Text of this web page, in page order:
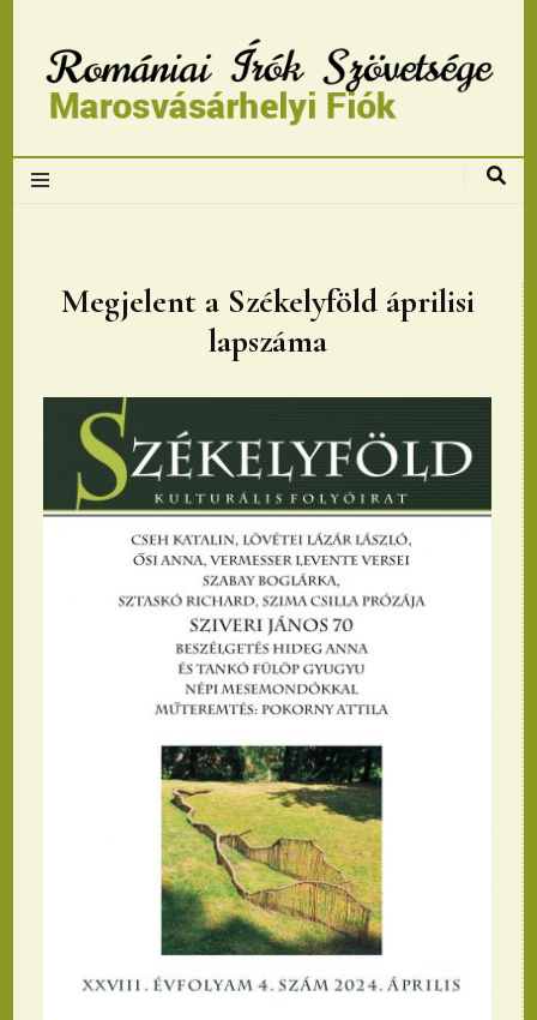
Romániai Írók
Marosvásárhelyi
Megjelent a Székelyföld áprilisi
lapszáma